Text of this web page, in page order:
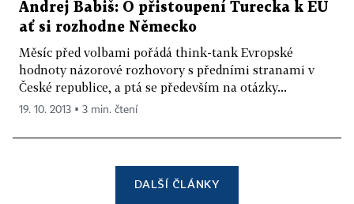
Andrej Babiš: O přistoupení Turecka k EU
ať si rozhodne Německo
Měsíc před volbami pořádá think-tank Evropské
hodnoty názorové rozhovory s předními stranami v
České republice, a ptá se především na otázky...
19. 10. 2013 ▪ 3 min. čtení
DALŠÍ ČLÁNKY